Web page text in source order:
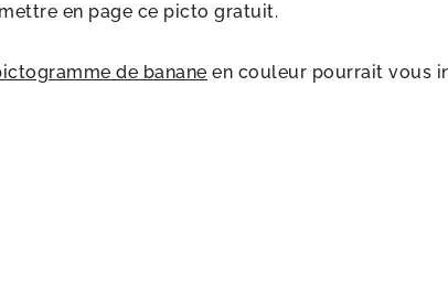
en page ce picto gratuit.
de banane en couleur pourrait vous